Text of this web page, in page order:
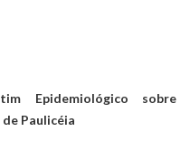
Epidemiológico sobre
Paulicéia